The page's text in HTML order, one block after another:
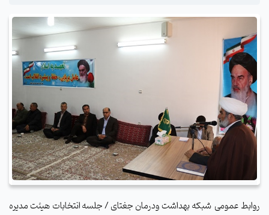
روابط عمومی شبکه بهداشت ودرمان جغتای / جلسه انتخابات هیئت مدیره